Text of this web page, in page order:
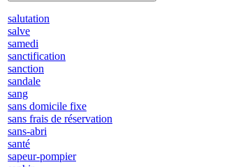
salutation
salve
samedi
sanctification
sanction
sandale
sang
sans domicile fixe
sans frais de réservation
sans-abri
santé
sapeur-pompier